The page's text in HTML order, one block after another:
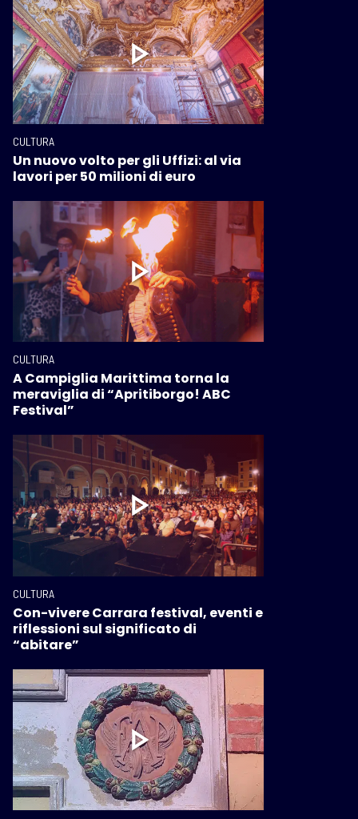
CULTURA
Un nuovo volto per gli Uffizi: al via
lavori per 50 milioni di euro
CULTURA
A Campiglia Marittima torna la
meraviglia di “Apritiborgo! ABC
Festival”
CULTURA
Con-vivere Carrara festival, eventi e
riflessioni sul significato di
“abitare”